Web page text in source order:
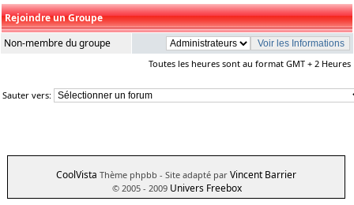
Rejoindre un Groupe
Non-membre du groupe
Toutes les heures sont au format GMT + 2 Heures
Sauter vers:
CoolVista Thème phpbb - Site adapté par Vincent Barrier
© 2005 - 2009 Univers Freebox